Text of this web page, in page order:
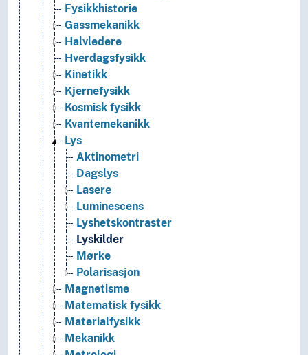
Fysikkhistorie
Gassmekanikk
Halvledere
Hverdagsfysikk
Kinetikk
Kjernefysikk
Kosmisk fysikk
Kvantemekanikk
Lys
Aktinometri
Dagslys
Lasere
Luminescens
Lyshetskontraster
Lyskilder
Mørke
Polarisasjon
Magnetisme
Matematisk fysikk
Materialfysikk
Mekanikk